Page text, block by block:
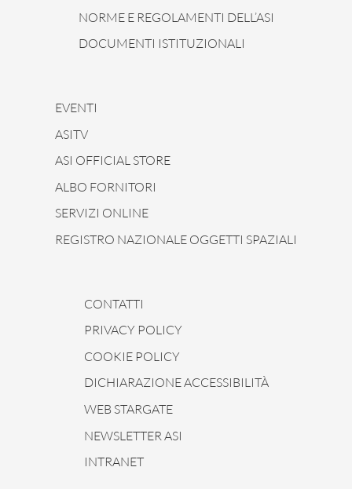
NORME E REGOLAMENTI DELL’ASI
DOCUMENTI ISTITUZIONALI
EVENTI
ASITV
ASI OFFICIAL STORE
ALBO FORNITORI
SERVIZI ONLINE
REGISTRO NAZIONALE OGGETTI SPAZIALI
CONTATTI
PRIVACY POLICY
COOKIE POLICY
DICHIARAZIONE ACCESSIBILITÀ
WEB STARGATE
NEWSLETTER ASI
INTRANET